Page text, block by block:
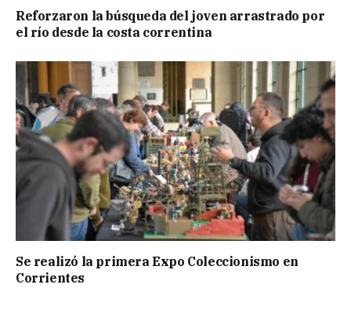
Reforzaron la búsqueda del joven arrastrado por
el río desde la costa correntina
Se realizó la primera Expo Coleccionismo en
Corrientes